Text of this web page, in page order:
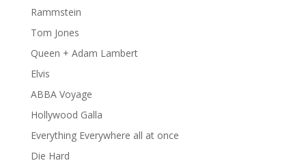
Rammstein
Tom Jones
Queen + Adam Lambert
Elvis
ABBA Voyage
Hollywood Galla
Everything Everywhere all at once
Die Hard